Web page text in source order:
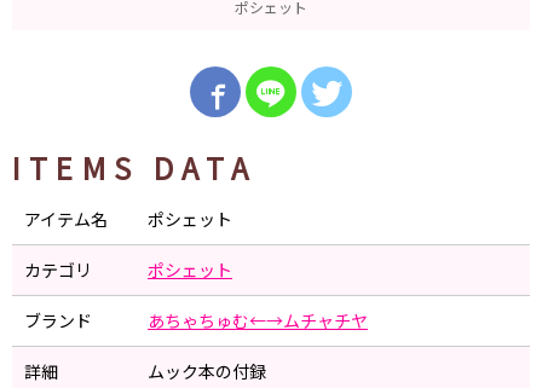
ポシェット
ITEMS DATA
アイテム名 ポシェット
カテゴリ ポシェット
ブランド あちゃちゅむ←→ムチャチヤ
詳細 ムック本の付録